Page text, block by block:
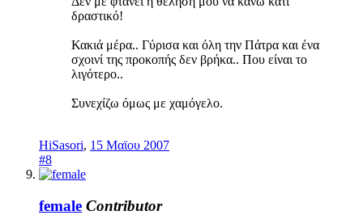
δραστικό!
Κακιά μέρα.. Γύρισα και όλη την Πάτρα και ένα
σχοινί της προκοπής δεν βρήκα.. Που είναι το
λιγότερο..
Συνεχίζω όμως με χαμόγελο.
HiSasori, 15 Μαϊου 2007
#8
female Contributor